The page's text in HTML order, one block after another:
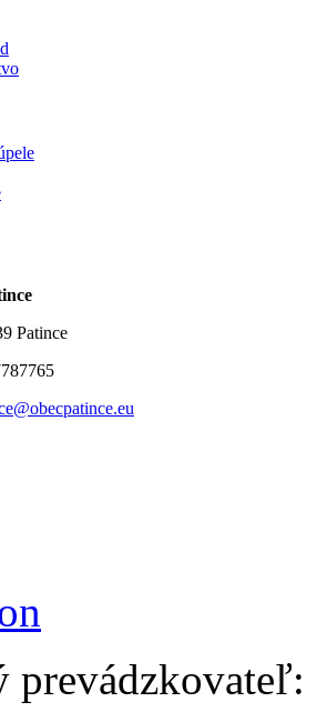
Patince
prevádzkovateľ: